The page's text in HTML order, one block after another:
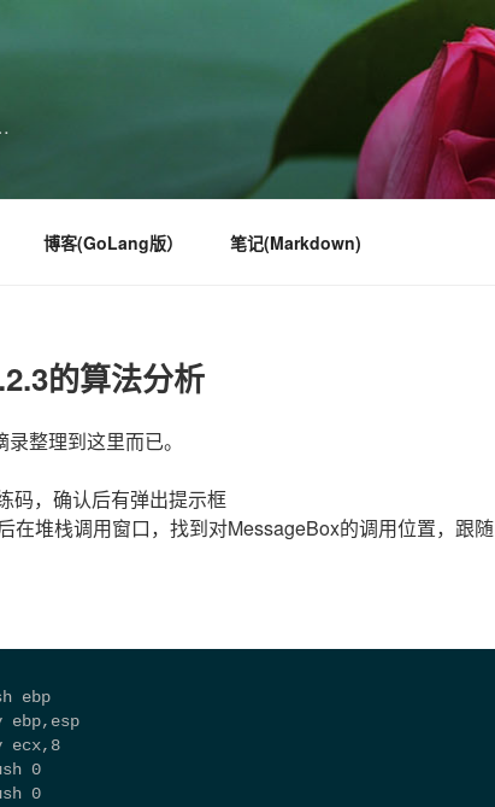
博客(GoLang版） 笔记(Markdown)
的算法分析
整理到这里而已。
码，确认后有弹出提示框
在堆栈调用窗口，找到对MessageBox的调用位置，跟随
ebp
ebp,esp
ecx,8
0
0